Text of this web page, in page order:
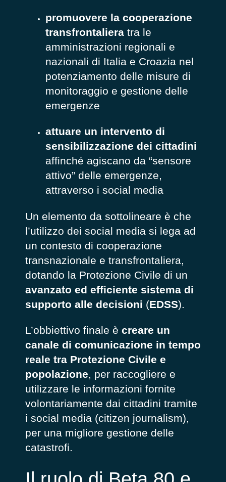
promuovere la cooperazione
transfrontalieratra le
amministrazioni regionali e
nazionali di Italia e Croazia nel
potenziamento delle misure di
monitoraggio e gestione delle
emergenze
attuare un intervento di
sensibilizzazione dei cittadini
affinché agiscano da “sensore
attivo” delle emergenze,
attraverso i social media
Un elemento da sottolineare è che
l’utilizzo dei social media si lega ad
un contesto di cooperazione
transnazionale e transfrontaliera,
dotando la Protezione Civile di un
avanzato ed efficiente sistema di
supporto alle decisioni (EDSS).
L’obbiettivo finale è creare un
canale di comunicazione in tempo
reale tra Protezione Civile e
popolazione, per raccogliere e
utilizzare le informazioni fornite
volontariamente dai cittadini tramite
i social media (citizen journalism),
per una migliore gestione delle
catastrofi.